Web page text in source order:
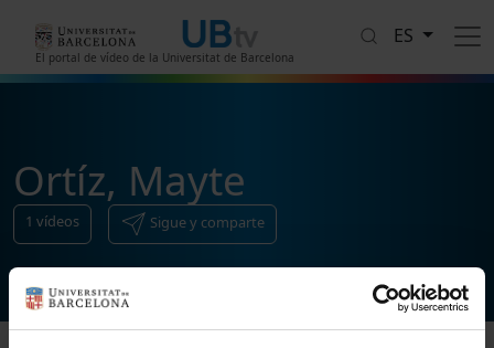
El portal de vídeo de la Universitat de Barcelona
ES
Ortíz, Mayte
1 vídeos Sigue y comparte